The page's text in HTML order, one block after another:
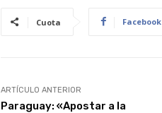
Cuota Facebook
ARTÍCULO ANTERIOR
Paraguay: «Apostar a la